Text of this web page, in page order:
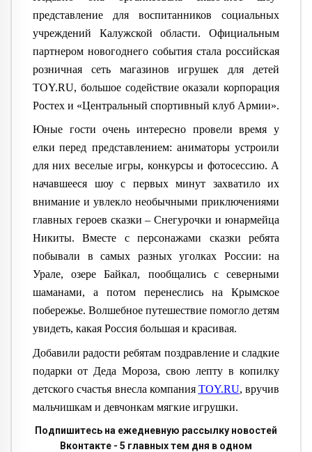
представление для воспитанников социальных
учреждений Калужской области. Официальным
партнером новогоднего события стала российская
розничная сеть магазинов игрушек для детей
TOY.RU, большое содействие оказали корпорация
Ростех и «Центральный спортивный клуб Армии».
Юные гости очень интересно провели время у
елки перед представлением: аниматоры устроили
для них веселые игры, конкурсы и фотосессию. А
начавшееся шоу с первых минут захватило их
внимание и увлекло необычными приключениями
главных героев сказки – Снегурочки и юнармейца
Никиты. Вместе с персонажами сказки ребята
побывали в самых разных уголках России: на
Урале, озере Байкал, пообщались с северными
шаманами, а потом перенеслись на Крымское
побережье. Волшебное путешествие помогло детям
увидеть, какая Россия большая и красивая.
Добавили радости ребятам поздравление и сладкие
подарки от Деда Мороза, свою лепту в копилку
детского счастья внесла компания TOY.RU, вручив
мальчишкам и девчонкам мягкие игрушки.
Подпишитесь на ежедневную рассылку новостей
Вконтакте - 5 главных тем дня в одном